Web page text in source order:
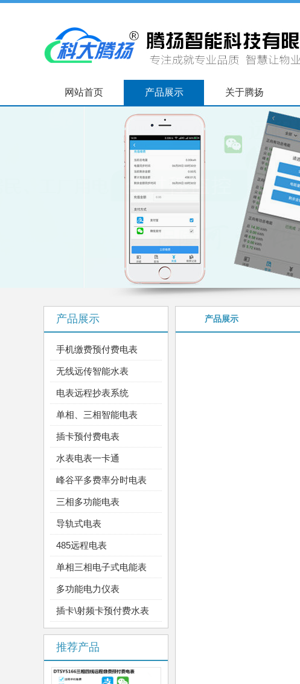
网站首页 产品展示 关于腾扬
产品展示
手机缴费预付费电表
无线远传智能水表
电表远程抄表系统
单相、三相智能电表
插卡预付费电表
水表电表一卡通
峰谷平多费率分时电表
三相多功能电表
导轨式电表
485远程电表
单相三相电子式电能表
多功能电力仪表
插卡\射频卡预付费水表
推荐产品
产品展示